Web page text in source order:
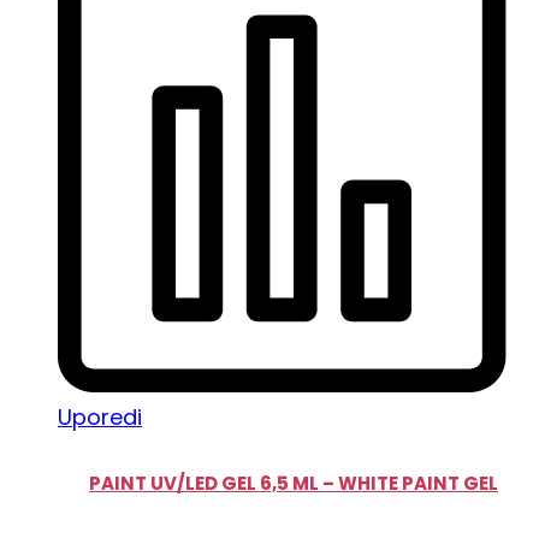
Uporedi
PAINT UV/LED GEL 6,5 ML – WHITE PAINT GEL